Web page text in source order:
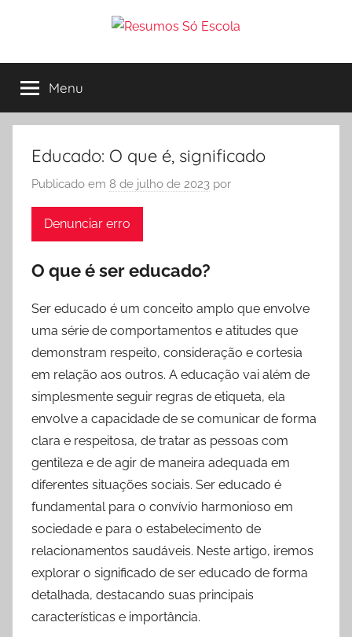
Resumos
Só
Escola
estudantes
de
todos
Exercícios
corrigidos,
resumos
muito
mais!
Menu
Educado: O que é, significado
Publicado em 8 de julho de 2023 por
Denunciar erro
O que é ser educado?
Ser educado é um conceito amplo que envolve
uma série de comportamentos e atitudes que
demonstram respeito, consideração e cortesia
em relação aos outros. A educação vai além de
simplesmente seguir regras de etiqueta, ela
envolve a capacidade de se comunicar de forma
clara e respeitosa, de tratar as pessoas com
gentileza e de agir de maneira adequada em
diferentes situações sociais. Ser educado é
fundamental para o convívio harmonioso em
sociedade e para o estabelecimento de
relacionamentos saudáveis. Neste artigo, iremos
explorar o significado de ser educado de forma
detalhada, destacando suas principais
características e importância.